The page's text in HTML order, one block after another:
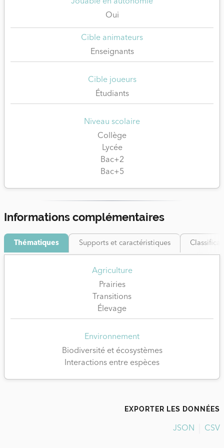
Oui
Cible animateurs
Enseignants
Cible joueurs
Étudiants
Niveau scolaire
Collège
Lycée
Bac+2
Bac+5
Informations complémentaires
Thématiques Supports et caractéristiques
Agriculture
Prairies
Transitions
Élevage
Environnement
Biodiversité et écosystèmes
Interactions entre espèces
EXPORTER LES DONNÉES
JSON CSV